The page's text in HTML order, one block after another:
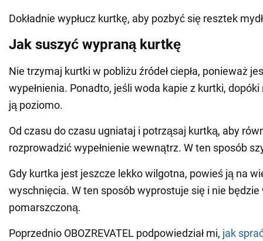
Dokładnie wypłucz kurtkę, aby pozbyć się resztek
Jak suszyć wypraną kurtkę
Nie trzymaj kurtki w pobliżu źródeł ciepła, ponieważ
wypełnienia. Ponadto, jeśli woda kapie z kurtki, dopóki
ją poziomo.
Od czasu do czasu ugniataj i potrząsaj kurtką, aby
rozprowadzić wypełnienie wewnątrz. W ten sposób
Gdy kurtka jest jeszcze lekko wilgotna, powieś ją na
wyschnięcia. W ten sposób wyprostuje się i nie będzie
pomarszczoną.
Poprzednio OBOZREVATEL podpowiedział mi, jak